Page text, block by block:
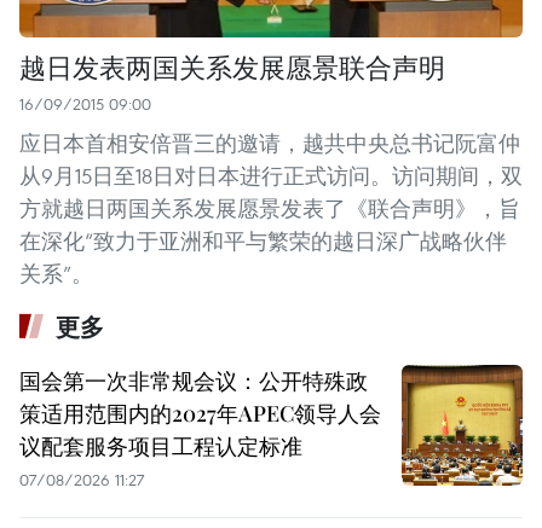
越日发表两国关系发展愿景联合声明
16/09/2015 09:00
应日本首相安倍晋三的邀请，越共中央总书记阮富仲
从9月15日至18日对日本进行正式访问。访问期间，双
方就越日两国关系发展愿景发表了《联合声明》，旨
在深化“致力于亚洲和平与繁荣的越日深广战略伙伴
关系”。
更多
国会第一次非常规会议：公开特殊政
策适用范围内的2027年APEC领导人会
议配套服务项目工程认定标准
07/08/2026 11:27